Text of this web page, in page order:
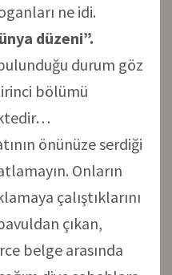
ne idi.
düzeni”.
durum göz
bölümü
önünüze serdiği
Onların
çalıştıklarını
çıkan,
belge arasında